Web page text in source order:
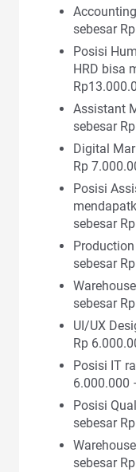
sebesar
Posisi
HRD bisa
Assistant
sebesar
Digital
Rp
Posisi
sebesar
sebesar
sebesar
UI/UX
Rp
Posisi IT
6.000.000
Posisi
sebesar
sebesar